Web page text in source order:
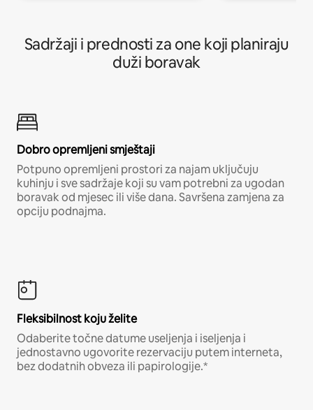
Sadržaji i prednosti za one koji planiraju
duži boravak
Dobro opremljeni smještaji
Potpuno opremljeni prostori za najam uključuju
kuhinju i sve sadržaje koji su vam potrebni za ugodan
boravak od mjesec ili više dana. Savršena zamjena za
opciju podnajma.
Fleksibilnost koju želite
Odaberite točne datume useljenja i iseljenja i
jednostavno ugovorite rezervaciju putem interneta,
bez dodatnih obveza ili papirologije.*